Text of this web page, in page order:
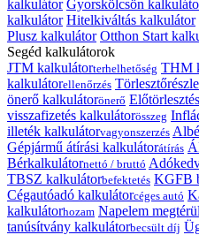
kalkulátor Gyorskölcsön
kalkulátor Hitelkiváltás kalkulátor
Plusz kalkulátor Otthon Start
Segéd kalkulátorok
JTM kalkulátorterhelhetőség THM
kalkulátorellenőrzés
önerő kalkulátorönerő
visszafizetés kalkulátorösszeg
illeték kalkulátorvagyonszerzés
Gépjármű átírási kalkulátorátírás
Bérkalkulátornettó / bruttó
TBSZ kalkulátorbefektetés KGFB
Cégautóadó kalkulátorcéges autó
kalkulátorhozam Napelem
tanúsítvány kalkulátorbecsült díj